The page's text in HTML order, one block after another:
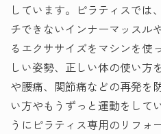
しています。ピラティスでは
チできないインナーマッスル
るエクササイズをマシンを使
しい姿勢、正しい体の使い方
や腰痛、関節痛などの再発を
い方やもうずっと運動をして
うにピラティス専用のリフォ